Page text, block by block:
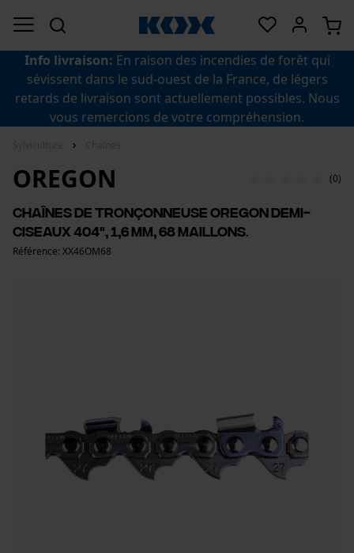
Info livraison: En raison des incendies de forêt qui
sévissent dans le sud-ouest de la France, de légers
retards de livraison sont actuellement possibles. Nous
vous remercions de votre compréhension.
OREGON (0)
Chaînes de tronçonneuse Oregon demi-
ciseaux 404", 1,6 mm, 68 maillons.
Référence: XX46OM68